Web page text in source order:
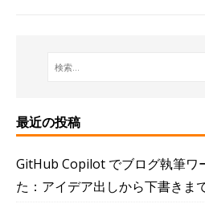
最近の投稿
GitHub Copilot でブログ執筆ワ
た：アイデア出しから下書きま